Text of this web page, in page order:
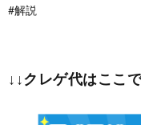
#解説
↓↓クレゲ代はここ